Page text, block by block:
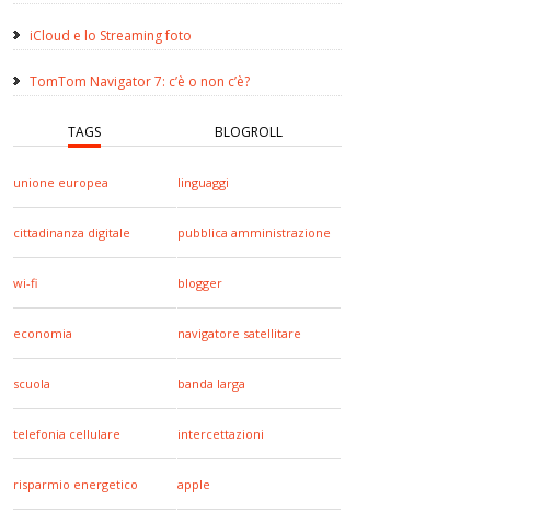
iCloud e lo Streaming foto
TomTom Navigator 7: c’è o non c’è?
TAGS BLOGROLL
unione europea linguaggi
cittadinanza digitale pubblica amministrazione
wi-fi blogger
economia navigatore satellitare
scuola banda larga
telefonia cellulare intercettazioni
risparmio energetico apple